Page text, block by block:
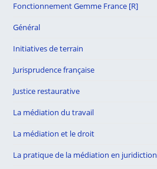
Fonctionnement Gemme France [R]
Général
Initiatives de terrain
Jurisprudence française
Justice restaurative
La médiation du travail
La médiation et le droit
La pratique de la médiation en juridiction